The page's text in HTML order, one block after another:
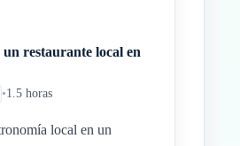
restaurante local en
•1.5 horas
local en un